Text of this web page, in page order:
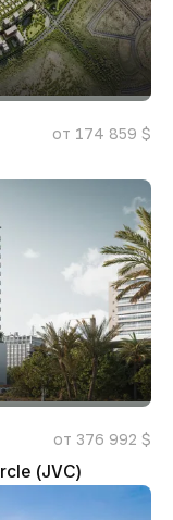
от 174 859 $
от 376 992 $
(JVC)